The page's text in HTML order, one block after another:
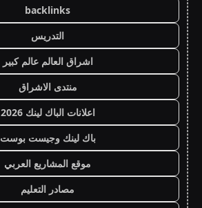
backlinks
التدريس
اشراق العالم عالم كبير
منتدى الاشراق
اعلانات الباك لينك 2026
باك لينك وجيست بوست
موقع المشاريع العربي
مصادر التعليم